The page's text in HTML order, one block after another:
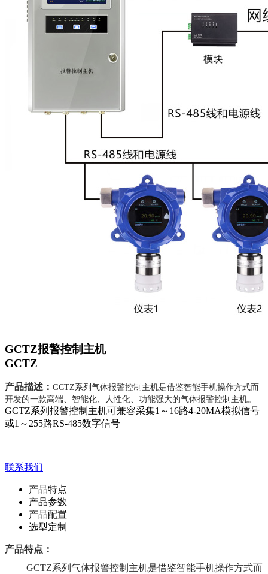
GCTZ报警控制主机
GCTZ
产品描述： GCTZ系列气体报警控制主机是借鉴智能手机操作方式而
开发的一款高端、智能化、人性化、功能强大的气体报警控制主机。
GCTZ系列报警控制主机可兼容采集1～16路4-20MA模拟信号
或1～255路RS-485数字信号
联系我们
产品特点
产品参数
产品配置
选型定制
产品特点：
GCTZ系列气体报警控制主机是借鉴智能手机操作方式而